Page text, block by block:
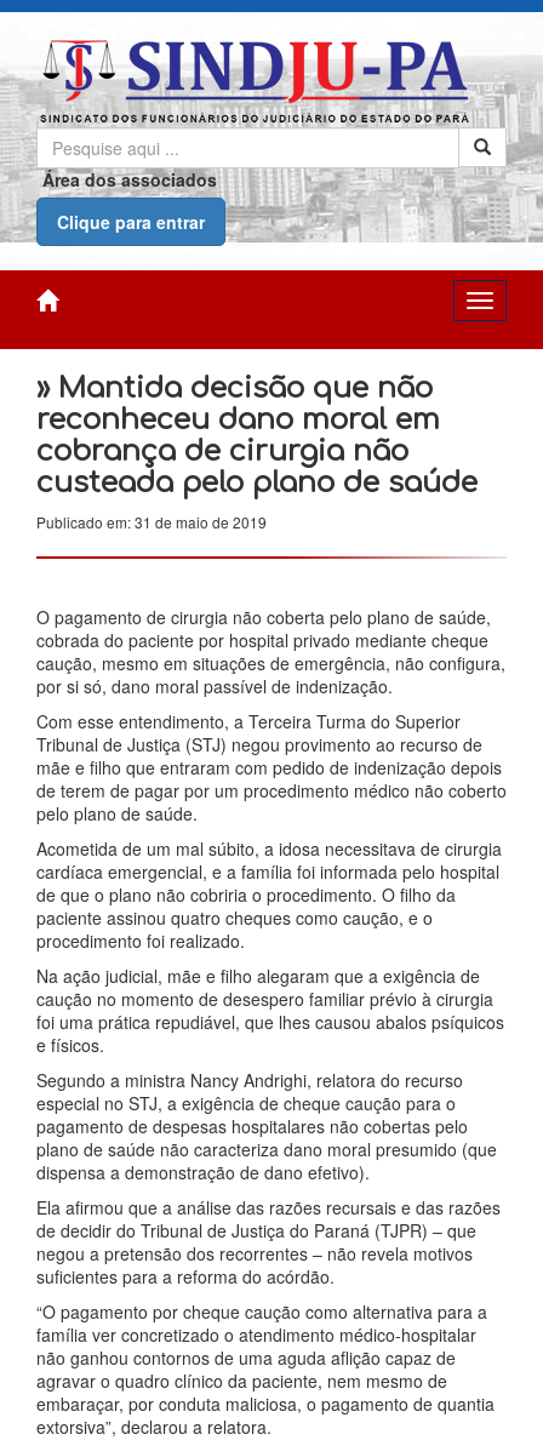
Área dos associados
Clique para entrar
» Mantida decisão que não
reconheceu dano moral em
cobrança de cirurgia não
custeada pelo plano de saúde
Publicado em: 31 de maio de 2019
O pagamento de cirurgia não coberta pelo plano de saúde,
cobrada do paciente por hospital privado mediante cheque
caução, mesmo em situações de emergência, não configura,
por si só, dano moral passível de indenização.
Com esse entendimento, a Terceira Turma do Superior
Tribunal de Justiça (STJ) negou provimento ao recurso de
mãe e filho que entraram com pedido de indenização depois
de terem de pagar por um procedimento médico não coberto
pelo plano de saúde.
Acometida de um mal súbito, a idosa necessitava de cirurgia
cardíaca emergencial, e a família foi informada pelo hospital
de que o plano não cobriria o procedimento. O filho da
paciente assinou quatro cheques como caução, e o
procedimento foi realizado.
Na ação judicial, mãe e filho alegaram que a exigência de
caução no momento de desespero familiar prévio à cirurgia
foi uma prática repudiável, que lhes causou abalos psíquicos
e físicos.
Segundo a ministra Nancy Andrighi, relatora do recurso
especial no STJ, a exigência de cheque caução para o
pagamento de despesas hospitalares não cobertas pelo
plano de saúde não caracteriza dano moral presumido (que
dispensa a demonstração de dano efetivo).
Ela afirmou que a análise das razões recursais e das razões
de decidir do Tribunal de Justiça do Paraná (TJPR) – que
negou a pretensão dos recorrentes – não revela motivos
suficientes para a reforma do acórdão.
“O pagamento por cheque caução como alternativa para a
família ver concretizado o atendimento médico-hospitalar
não ganhou contornos de uma aguda aflição capaz de
agravar o quadro clínico da paciente, nem mesmo de
embaraçar, por conduta maliciosa, o pagamento de quantia
extorsiva”, declarou a relatora.